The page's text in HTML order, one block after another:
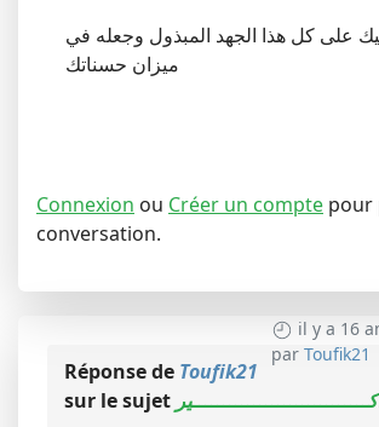
على كل هذا الجهد المبذول وجعله في
ميزان حسناتك
Connexion ou Créer un compte pour
conversation.
il y a 16
par Toufik21
Réponse de Toufik21
sur le sujet